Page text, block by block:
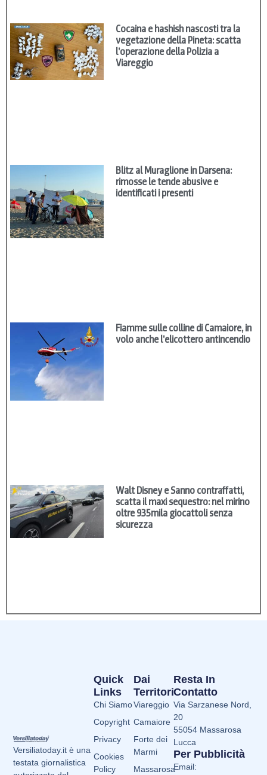
Cocaina e hashish nascosti tra la
vegetazione della Pineta: scatta
l’operazione della Polizia a
Viareggio
Blitz al Muraglione in Darsena:
rimosse le tende abusive e
identificati i presenti
Fiamme sulle colline di Camaiore, in
volo anche l’elicottero antincendio
Walt Disney e Sanno contraffatti,
scatta il maxi sequestro: nel mirino
oltre 935mila giocattoli senza
sicurezza
Versiliatoday.it è una
testata giornalistica
Dai
Territori
Viareggio
Camaiore
Forte dei
Marmi
Massarosa
Quick
Links
Chi Siamo
Copyright
Privacy
Cookies
Policy
Resta In
Contatto
Via Sarzanese Nord,
20
55054 Massarosa
Lucca
Per Pubblicità
Email: